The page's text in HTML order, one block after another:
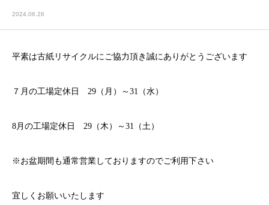
2024.06.26
平素は古紙リサイクルにご協力頂き誠にありがとうございます
７月の工場定休日 29（月）～31（水）
8月の工場定休日 29（木）～31（土）
※お盆期間も通常営業しておりますのでご利用下さい
宜しくお願いいたします